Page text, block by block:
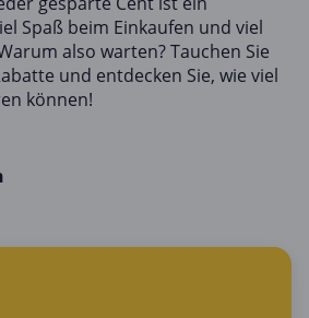
Spaß beim Einkaufen und viel
also warten? Tauchen Sie
und entdecken Sie, wie viel
können!